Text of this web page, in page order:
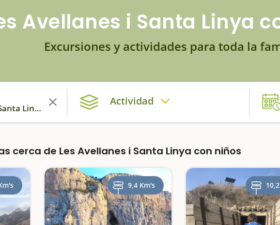
Avellanes i Santa Linya
Excursiones y actividades para toda la
Les Avellanes i Santa Linya
Actividad
cerca de Les Avellanes i Santa Linya con niños
9,4 Km's